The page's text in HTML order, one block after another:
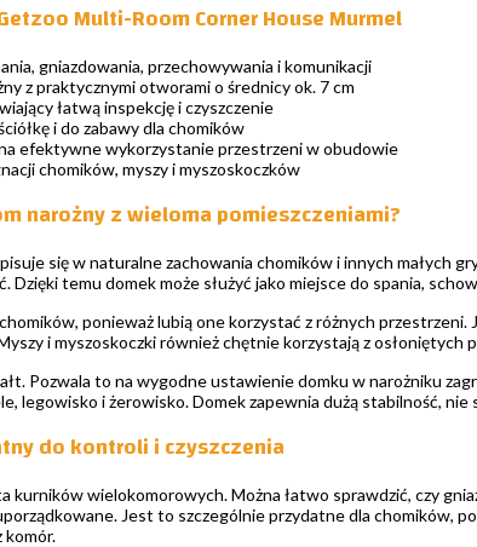
Multi-Room Corner House Murmel
gniazdowania, przechowywania i komunikacji
z praktycznymi otworami o średnicy ok. 7 cm
łatwą inspekcję i czyszczenie
i do zabawy dla chomików
efektywne wykorzystanie przestrzeni w obudowie
chomików, myszy i myszoskoczków
narożny z wieloma pomieszczeniami?
się w naturalne zachowania chomików i innych małych
Dzięki temu domek może służyć jako miejsce do spania,
ponieważ lubią one korzystać z różnych przestrzeni.
i myszoskoczki również chętnie korzystają z osłoniętych
Pozwala to na wygodne ustawienie domku w narożniku
legowisko i żerowisko. Domek zapewnia dużą stabilność,
do kontroli i czyszczenia
kurników wielokomorowych. Można łatwo sprawdzić, czy
Jest to szczególnie przydatne dla chomików,
komór.